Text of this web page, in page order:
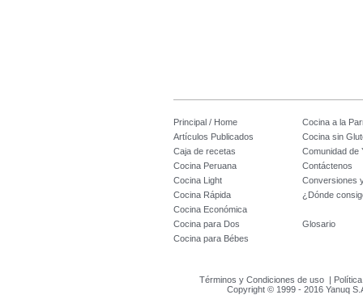
Principal / Home
Cocina a la
Artículos Publicados
Cocina sin
Caja de recetas
Comunidad de
Cocina Peruana
Contáctenos
Cocina Light
Conversiones
Cocina Rápida
¿Dónde
Cocina Económica
Cocina para Dos
Glosario
Cocina para Bébes
Términos y Condiciones de uso |
Copyright © 1999 - 2016 Yanuq